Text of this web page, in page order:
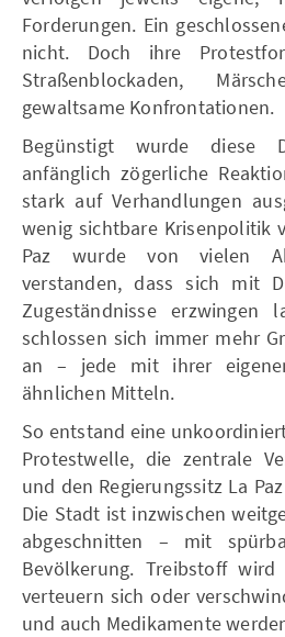
Forderungen. Ein
nicht. Doch ihre
Straßenblockaden,
gewaltsame Konfrontationen.
Begünstigt wurde diese
anfänglich zögerliche
stark auf Verhandlungen
wenig sichtbare Krisenpolitik
Paz wurde von vielen
verstanden, dass sich mit
Zugeständnisse erzwingen
schlossen sich immer mehr
an – jede mit ihrer
ähnlichen Mitteln.
So entstand eine
Protestwelle, die zentrale
und den Regierungssitz La
Die Stadt ist inzwischen
abgeschnitten – mit
Bevölkerung. Treibstoff
verteuern sich oder
und auch Medikamente